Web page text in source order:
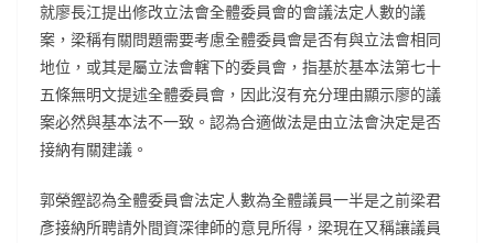
就廖長江提出修改立法會全體委員會的會議法定人數的議
案，梁稱有關問題需要考慮全體委員會是否有與立法會相同
地位，或其是屬立法會轄下的委員會，指基於基本法第七十
五條無明文提述全體委員會，因此沒有充分理由顯示廖的議
案必然與基本法不一致。認為合適做法是由立法會決定是否
接納有關建議。
郭榮鏗認為全體委員會法定人數為全體議員一半是之前梁君
彥接納所聘請外間資深律師的意見所得，梁現在又稱讓議員